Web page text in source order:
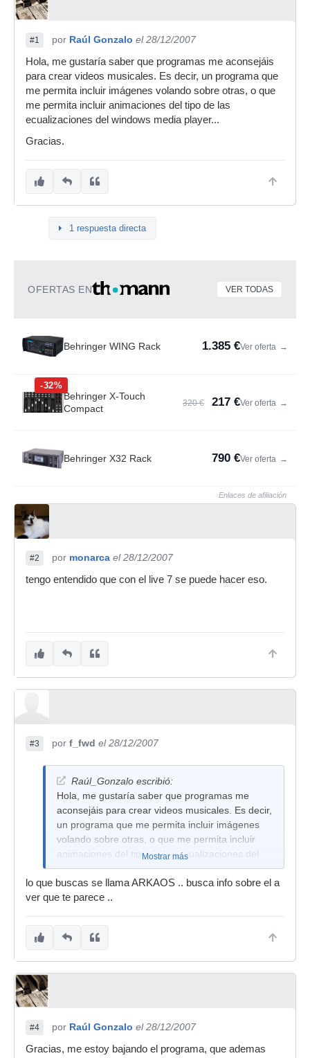
#1 por Raúl Gonzalo el 28/12/2007
Hola, me gustaría saber que programas me aconsejáis
para crear videos musicales. Es decir, un programa que
me permita incluir imágenes volando sobre otras, o que
me permita incluir animaciones del tipo de las
ecualizaciones del windows media player...
Gracias.
1 respuesta directa
OFERTAS EN VER TODAS
Behringer WING Rack 1.385 €Ver oferta →
-32%
Behringer X-Touch
Compact
320 € 217 €Ver oferta →
Behringer X32 Rack 790 €Ver oferta →
Enlaces de afiliación
#2 por monarca el 28/12/2007
tengo entendido que con el live 7 se puede hacer eso.
#3 por f_fwd el 28/12/2007
Raúl_Gonzalo escribió:
Hola, me gustaría saber que programas me
aconsejáis para crear videos musicales. Es decir,
un programa que me permita incluir imágenes
volando sobre otras, o que me permita incluir
animaciones del tipo de las ecualizaciones del
windows media player...
Gracias.
Mostrar más
lo que buscas se llama ARKAOS .. busca info sobre el a
ver que te parece ..
#4 por Raúl Gonzalo el 28/12/2007
Gracias, me estoy bajando el programa, que ademas